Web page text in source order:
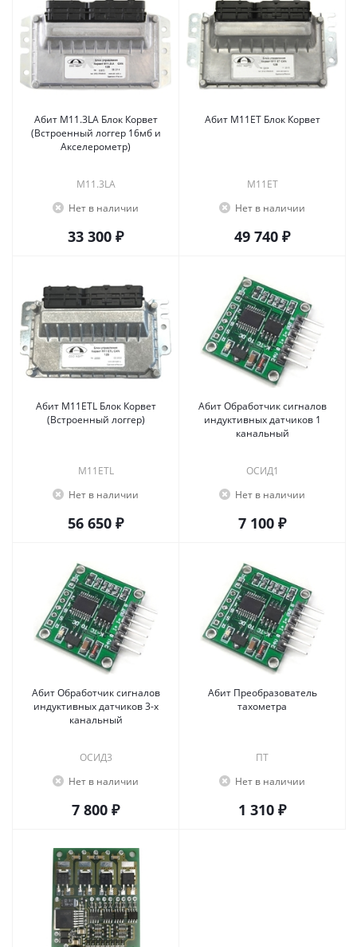
Абит М11.3LA Блок Корвет
(Встроенный логгер 16мб и
Акселерометр)
М11.3LA
Нет в наличии
33 300 ₽
Абит М11ET Блок Корвет
М11ET
Нет в наличии
49 740 ₽
Абит М11ETL Блок Корвет
(Встроенный логгер)
М11ETL
Нет в наличии
56 650 ₽
Абит Обработчик сигналов
индуктивных датчиков 1
канальный
ОСИД1
Нет в наличии
7 100 ₽
Абит Обработчик сигналов
индуктивных датчиков 3-х
канальный
ОСИД3
Нет в наличии
7 800 ₽
Абит Преобразователь
тахометра
ПТ
Нет в наличии
1 310 ₽